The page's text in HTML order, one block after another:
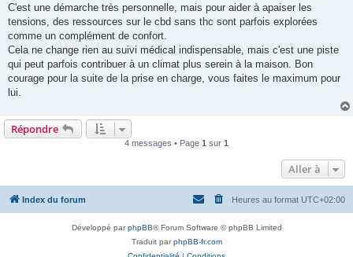
C'est une démarche très personnelle, mais pour aider à apaiser les
tensions, des ressources sur le cbd sans thc sont parfois explorées
comme un complément de confort.
Cela ne change rien au suivi médical indispensable, mais c'est une piste
qui peut parfois contribuer à un climat plus serein à la maison. Bon
courage pour la suite de la prise en charge, vous faites le maximum pour
lui.
Répondre
4 messages • Page 1 sur 1
Aller à
Index du forum Heures au format UTC+02:00
Développé parphpBB® Forum Software © phpBB Limited
Traduit parphpBB-fr.com